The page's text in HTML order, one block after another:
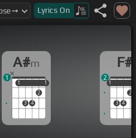
[A#m]
Lyrics On
A#m
1
3 4
2
1
1 1
1
F#
1
3 4
2
1
2